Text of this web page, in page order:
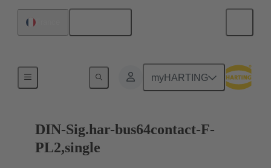
myHARTING
DIN-Sig.har-bus64contact-F-
PL2,single